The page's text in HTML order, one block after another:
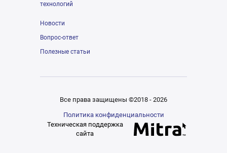
технологий
Новости
Вопрос-ответ
Полезные статьи
Все права защищены ©2018 - 2026
Политика конфиденциальности
Техническая поддержка
сайта